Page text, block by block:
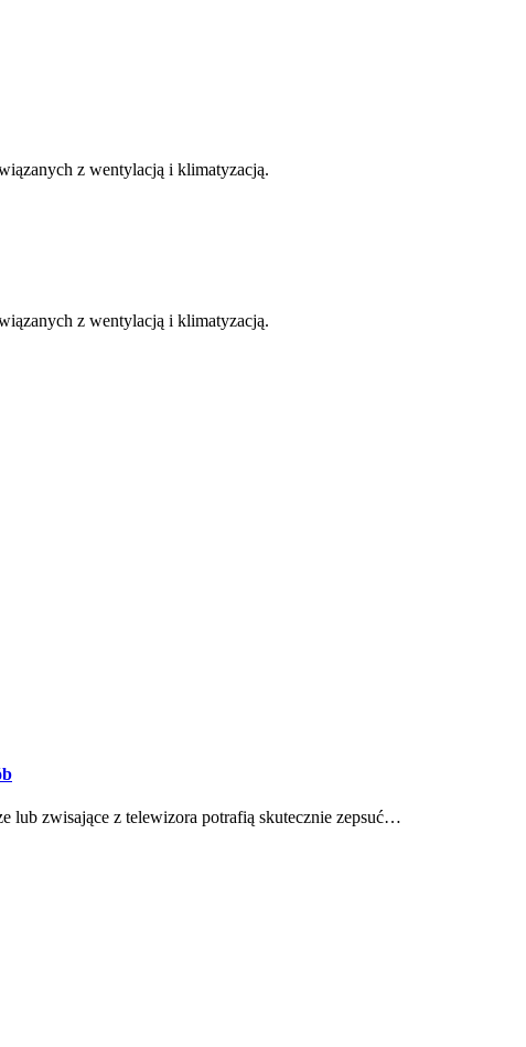
z wentylacją i klimatyzacją.
z wentylacją i klimatyzacją.
lub zwisające z telewizora potrafią skutecznie zepsuć…